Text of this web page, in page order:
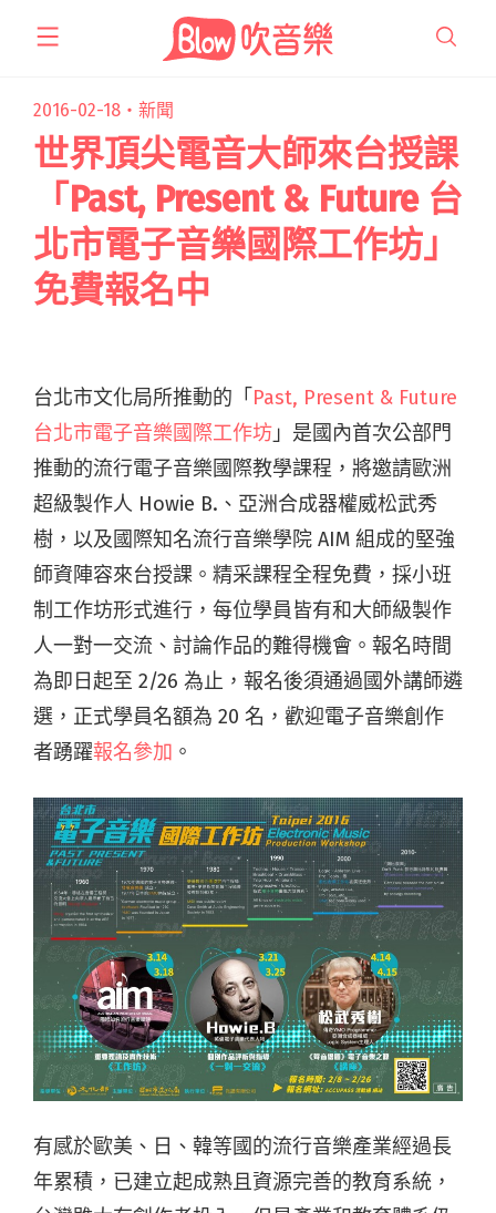
2016-02-18・ 新聞
世界頂尖電音大師來台授課
「Past, Present & Future 台
北市電子音樂國際工作坊」
免費報名中
台北市文化局所推動的「 Past, Present & Future
台北市電子音樂國際工作坊 」是國內首次公部門
推動的流行電子音樂國際教學課程，將邀請歐洲
超級製作人 Howie B.、亞洲合成器權威松武秀
樹，以及國際知名流行音樂學院 AIM 組成的堅強
師資陣容來台授課。精采課程全程免費，採小班
制工作坊形式進行，每位學員皆有和大師級製作
人一對一交流、討論作品的難得機會。報名時間
為即日起至 2/26 為止，報名後須通過國外講師遴
選，正式學員名額為 20 名，歡迎電子音樂創作
者踴躍報名參加 。
有感於歐美、日、韓等國的流行音樂產業經過長
年累積，已建立起成熟且資源完善的教育系統，